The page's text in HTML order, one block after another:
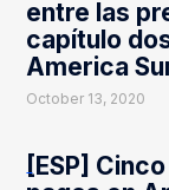
entre las
capítulo
America
October 13, 2020
[ESP]